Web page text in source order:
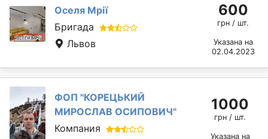
Оселя Мрії
Бригада
Львов
600
грн / шт.
Указана на
02.04.2023
ФОП "КОРЕЦЬКИЙ
МИРОСЛАВ ОСИПОВИЧ"
Компания
1000
грн / шт.
Указана на